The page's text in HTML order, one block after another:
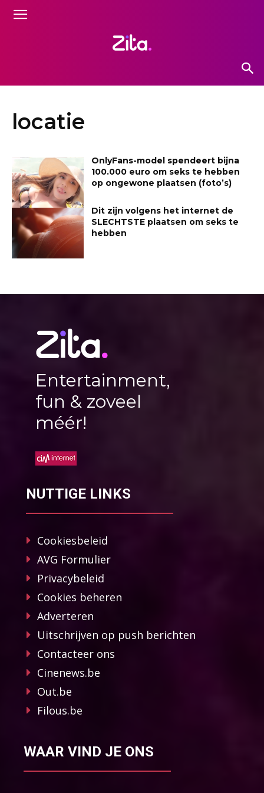
locatie
OnlyFans-model spendeert bijna
100.000 euro om seks te hebben
op ongewone plaatsen (foto’s)
Dit zijn volgens het internet de
SLECHTSTE plaatsen om seks te
hebben
Entertainment,
fun & zoveel
méér!
NUTTIGE LINKS
Cookiesbeleid
AVG Formulier
Privacybeleid
Cookies beheren
Adverteren
Uitschrijven op push berichten
Contacteer ons
Cinenews.be
Out.be
Filous.be
WAAR VIND JE ONS